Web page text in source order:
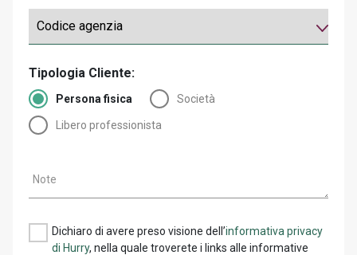
Tipologia Cliente:
Persona fisica Società
Libero professionista
Note
Dichiaro di avere preso visione dell’informativa privacy
di Hurry, nella quale troverete i links alle informative